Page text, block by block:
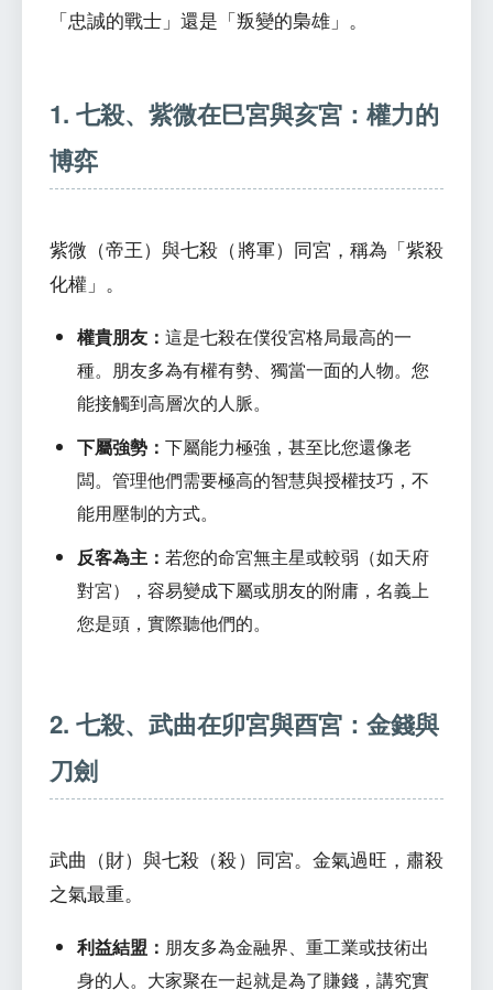
「忠誠的戰士」還是「叛變的梟雄」。
1. 七殺、紫微在巳宮與亥宮：權力的
博弈
紫微（帝王）與七殺（將軍）同宮，稱為「紫殺
化權」。
權貴朋友： 這是七殺在僕役宮格局最高的一
種。朋友多為有權有勢、獨當一面的人物。您
能接觸到高層次的人脈。
下屬強勢： 下屬能力極強，甚至比您還像老
闆。管理他們需要極高的智慧與授權技巧，不
能用壓制的方式。
反客為主： 若您的命宮無主星或較弱（如天府
對宮），容易變成下屬或朋友的附庸，名義上
您是頭，實際聽他們的。
2. 七殺、武曲在卯宮與酉宮：金錢與
刀劍
武曲（財）與七殺（殺）同宮。金氣過旺，肅殺
之氣最重。
利益結盟： 朋友多為金融界、重工業或技術出
身的人。大家聚在一起就是為了賺錢，講究實